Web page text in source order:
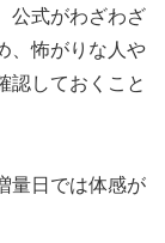
公式がわざわざ
、怖がりな人や
認しておくこと
量日では体感が